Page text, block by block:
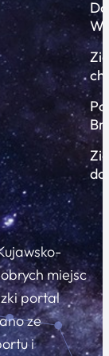
miejsc
portal
ze
i